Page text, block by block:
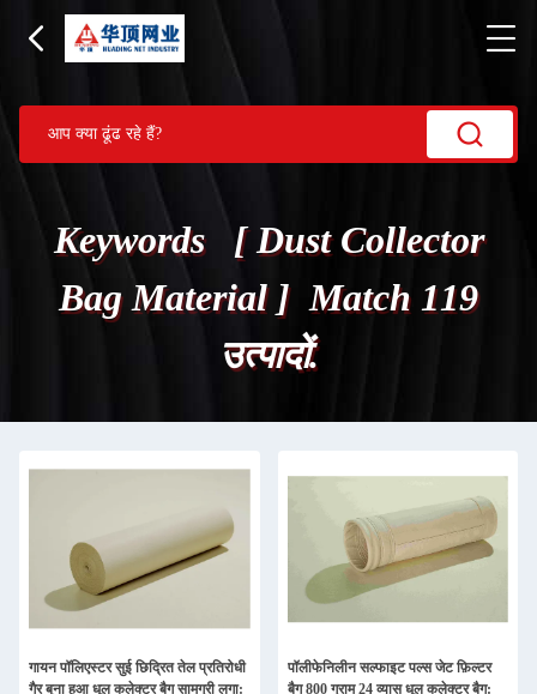
Keywords [ Dust Collector
Bag Material ] Match 119
उत्पादों.
गायन पॉलिएस्टर सुई छिद्रित तेल प्रतिरोधी
गैर बुना हुआ धूल कलेक्टर बैग सामग्री लगा:
पॉलीफेनिलीन सल्फाइट पल्स जेट फ़िल्टर
बैग 800 ग्राम 24 व्यास धूल कलेक्टर बैग: